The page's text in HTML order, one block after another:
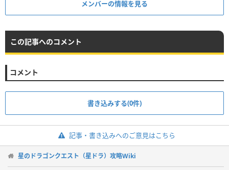
メンバーの情報を見る
この記事へのコメント
コメント
書き込みする(0件)
記事・書き込みへのご意見はこちら
星のドラゴンクエスト（星ドラ）攻略Wiki